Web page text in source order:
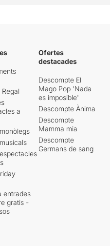
i emotiu que Carlota
ha resolt molt bé. I és
on soni el
We’ll meet
, de la Vera Lyn,
es produirà una
de màgia.
a
entrades
gratis -
Ofertes
destacades
Descompte El
Mago Pop 'Nada
es imposible'
Descompte Ànima
Descompte
Mamma mia
Descompte
Germans de sang